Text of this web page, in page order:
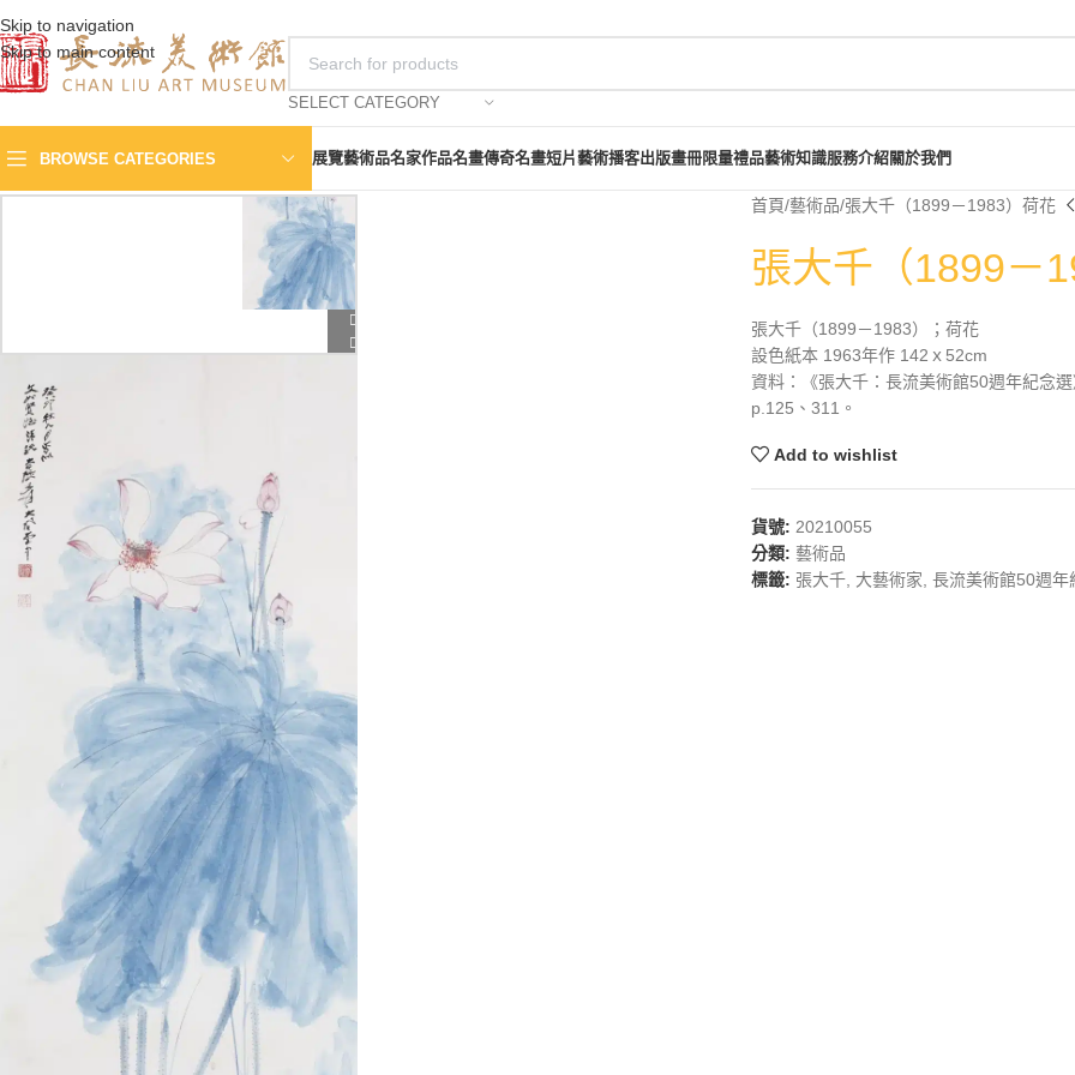
Skip to navigation
Skip to main content
SELECT CATEGORY
BROWSE CATEGORIES 展覽藝術品名家作品名畫傳奇名畫短片藝術播客出版畫冊限量禮品藝術知識服務介紹關於我們
首頁 藝術品 張大千（1899－1983）荷花
張大千（1899－
張大千（1899－1983）；荷花
設色紙本 1963年作 142ｘ52cm
資料：《張大千：長流美術館50週年紀念
p.125、311。
Add to wishlist
貨號: 20210055
分類: 藝術品
標籤: 張大千, 大藝術家 長流美術館50週年